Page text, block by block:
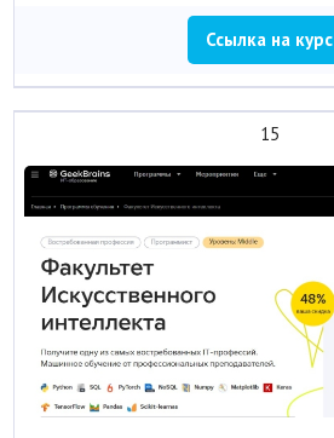
Ссылка на курс
15